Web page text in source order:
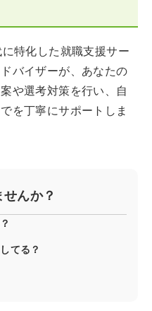
に特化した就職支援サー
バイザーが、あなたの
や選考対策を行い、自
を丁寧にサポートしま
んか？
てる？